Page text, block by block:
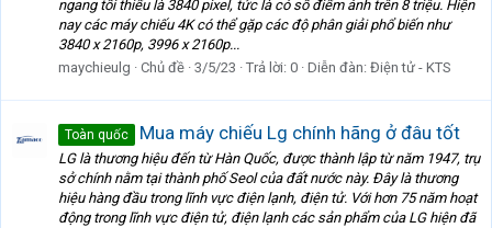
ngang tối thiểu là 3840 pixel, tức là có số điểm ảnh trên 8 triệu. Hiện
nay các máy chiếu 4K có thể gặp các độ phân giải phổ biến như
3840 x 2160p, 3996 x 2160p...
maychieulg
Chủ đề 3/5/23 Trả lời: 0 Diễn đàn: Điện tử - KTS
Toàn quốc Mua máy chiếu Lg chính hãng ở đâu tốt
LG là thương hiệu đến từ Hàn Quốc, được thành lập từ năm 1947, trụ
sở chính nằm tại thành phố Seol của đất nước này. Đây là thương
hiệu hàng đầu trong lĩnh vực điện lạnh, điện tử. Với hơn 75 năm hoạt
động trong lĩnh vực điện tử, điện lạnh các sản phẩm của LG hiện đã